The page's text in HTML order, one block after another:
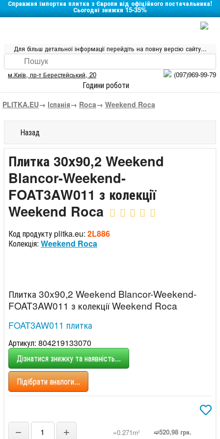
Справжня імпортна плитка з Європи від офіційного постачальника!
Сьогодні знижки 15-35%
Для більш детальної інформації перейдіть на повну версію сайту...
м.Київ, пр-т Берестейський, 20 (097)969-99-79
Години роботи
PLITKA.EU→ Іспанія→ Roca→ Weekend Roca
Назад
Плитка 30x90,2 Weekend
Blancor-Weekend-
FOAT3AW011 з колекції
Weekend Roca
Код продукту plitka.eu: 2L886
Колекція: Weekend Roca
Плитка 30x90,2 Weekend Blancor-Weekend-
FOAT3AW011 з колекції Weekend Roca
FOAT3AW011 плитка
Артикул: 804219133070
Дізнатися знижку та наявність...
Підібрати аналоги...
− + =0.271m2 ➫520,98 грн.